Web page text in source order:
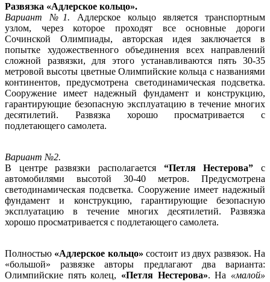
Развязка «Адлерское кольцо».
Вариант №1. Адлерское кольцо является транспортным
узлом, через которое проходят все основные дороги
Сочинской Олимпиады, авторская идея заключается в
попытке художественного объединения всех направлений
сложной развязки, для этого устанавливаются пять 30-35
метровой высоты цветные Олимпийские кольца с названиями
континентов, предусмотрена светодинамическая подсветка.
Сооружение имеет надежный фундамент и конструкцию,
гарантирующие безопасную эксплуатацию в течение многих
десятилетий. Развязка хорошо просматривается с
подлетающего самолета.
Вариант №2.
В центре развязки располагается “Петля Нестерова” с
автомобилями высотой 30-40 метров. Предусмотрена
светодинамическая подсветка. Сооружение имеет надежный
фундамент и конструкцию, гарантирующие безопасную
эксплуатацию в течение многих десятилетий. Развязка
хорошо просматривается с подлетающего самолета.
Полностью «Адлерское кольцо» состоит из двух развязок. На
«большой» развязке авторы предлагают два варианта:
Олимпийские пять колец, «Петля Нестерова». На «малой»